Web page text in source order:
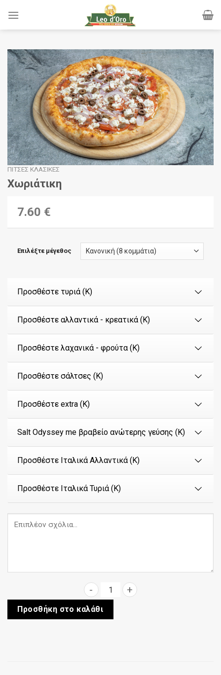
ΠΊΤΣΕΣ ΚΛΑΣΙΚΈΣ
Χωριάτικη
7.60 €
Επιλέξτε μέγεθος
Προσθέστε τυριά (Κ)
Προσθέστε αλλαντικά - κρεατικά (Κ)
Προσθέστε λαχανικά - φρούτα (Κ)
Προσθέστε σάλτσες (Κ)
Προσθέστε extra (Κ)
Salt Odyssey me βραβείο ανώτερης γεύσης (Κ)
Προσθέστε Ιταλικά Αλλαντικά (Κ)
Προσθέστε Ιταλικά Τυριά (Κ)
Χωριάτικη ποσότητα
Προσθήκη στο καλάθι